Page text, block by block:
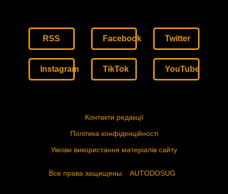
RSS Facebook Twitter
Instagram TikTok YouTube
Контакти редакції
Політика конфіденційності
Умови використання матеріалів сайту
Все права защищены. AUTODOSUG